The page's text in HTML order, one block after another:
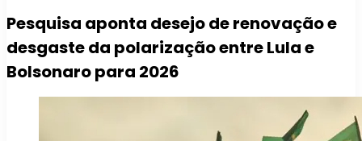
Pesquisa aponta desejo de renovação e
desgaste da polarização entre Lula e
Bolsonaro para 2026